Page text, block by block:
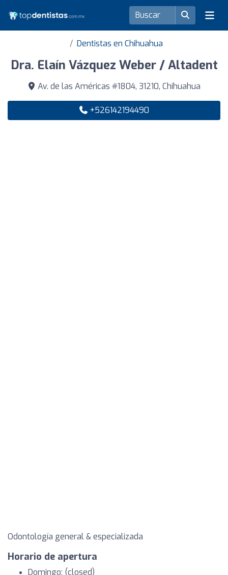
Dentistas en Chihuahua
Dra. Elaín Vázquez Weber / Altadent
Av. de las Américas #1804, 31210, Chihuahua
+526142194490
Odontología general & especializada
Horario de apertura
Domingo: (closed)